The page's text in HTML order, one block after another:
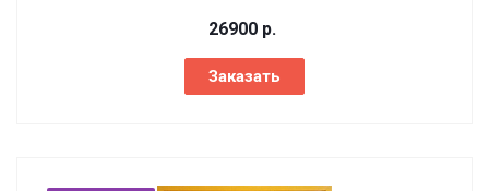
26900 р.
Заказать